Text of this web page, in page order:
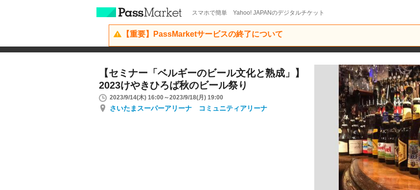
スマホで簡単 Yahoo! JAPANのデジタルチケット
【重要】PassMarketサービスの終了について
【セミナー「ベルギーのビール文化と熟成」】
2023けやきひろば秋のビール祭り
2023/9/14(木) 16:00～2023/9/18(月) 19:00
さいたまスーパーアリーナ コミュニティアリーナ